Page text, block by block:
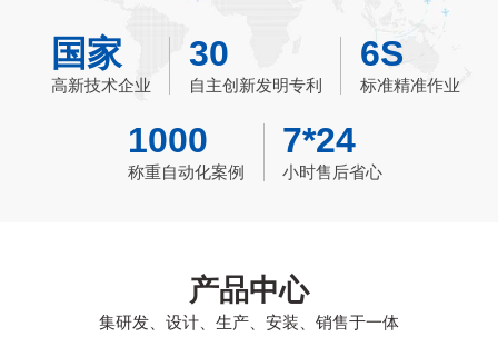
国家
高新技术企业
30
自主创新发明专利
6S
标准精准作业
1000
称重自动化案例
7*24
小时售后省心
产品中心
集研发、设计、生产、安装、销售于一体